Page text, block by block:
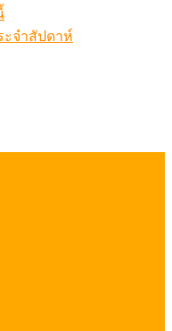
ะจำสัปดาห์